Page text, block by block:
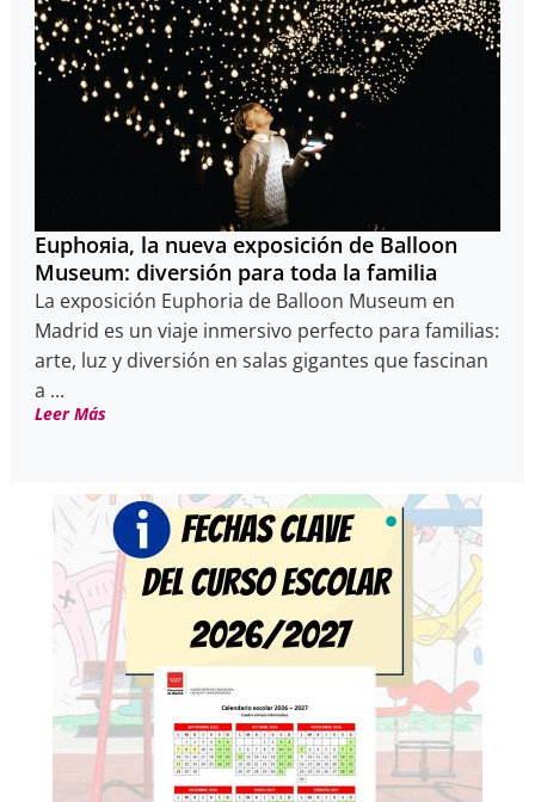
Euphoяia, la nueva exposición de Balloon
Museum: diversión para toda la familia
La exposición Euphoria de Balloon Museum en
Madrid es un viaje inmersivo perfecto para familias:
arte, luz y diversión en salas gigantes que fascinan
a ...
Leer Más